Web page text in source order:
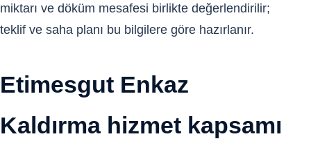
miktarı ve döküm mesafesi birlikte değerlendirilir;
teklif ve saha planı bu bilgilere göre hazırlanır.
Etimesgut Enkaz
Kaldırma hizmet kapsamı